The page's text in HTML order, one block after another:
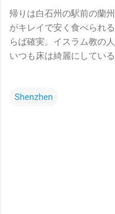
帰りは白石州の駅前の蘭
がキレイで安く食べられ
らば確実。イスラム教の
いつも床は綺麗にしている
Shenzhen